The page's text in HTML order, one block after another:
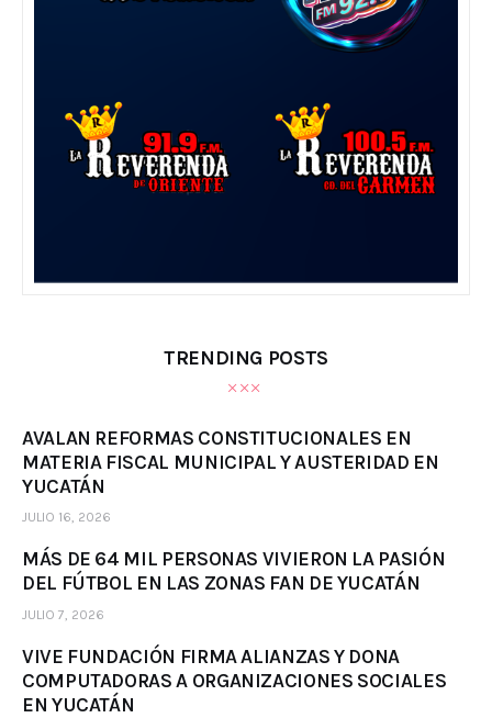
TRENDING POSTS
AVALAN REFORMAS CONSTITUCIONALES EN
MATERIA FISCAL MUNICIPAL Y AUSTERIDAD EN
YUCATÁN
JULIO 16, 2026
MÁS DE 64 MIL PERSONAS VIVIERON LA PASIÓN
DEL FÚTBOL EN LAS ZONAS FAN DE YUCATÁN
JULIO 7, 2026
VIVE FUNDACIÓN FIRMA ALIANZAS Y DONA
COMPUTADORAS A ORGANIZACIONES SOCIALES
EN YUCATÁN